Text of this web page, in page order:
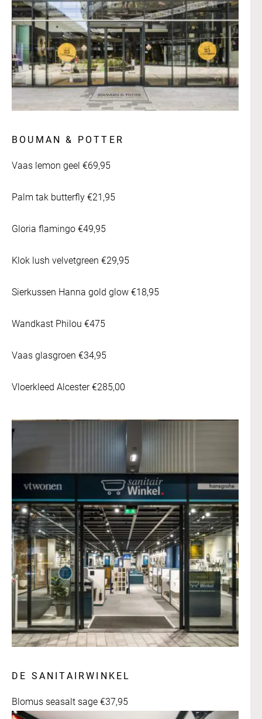
BOUMAN & POTTER
Vaas lemon geel €69,95
Palm tak butterfly €21,95
Gloria flamingo €49,95
Klok lush velvetgreen €29,95
Sierkussen Hanna gold glow €18,95
Wandkast Philou €475
Vaas glasgroen €34,95
Vloerkleed Alcester €285,00
DE SANITAIRWINKEL
Blomus seasalt sage €37,95